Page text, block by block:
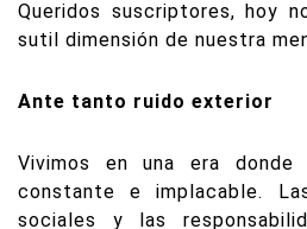
Queridos suscriptores, hoy
sutil dimensión de nuestra
Ante tanto ruido exterior
Vivimos en una era
constante e implacable.
sociales y las